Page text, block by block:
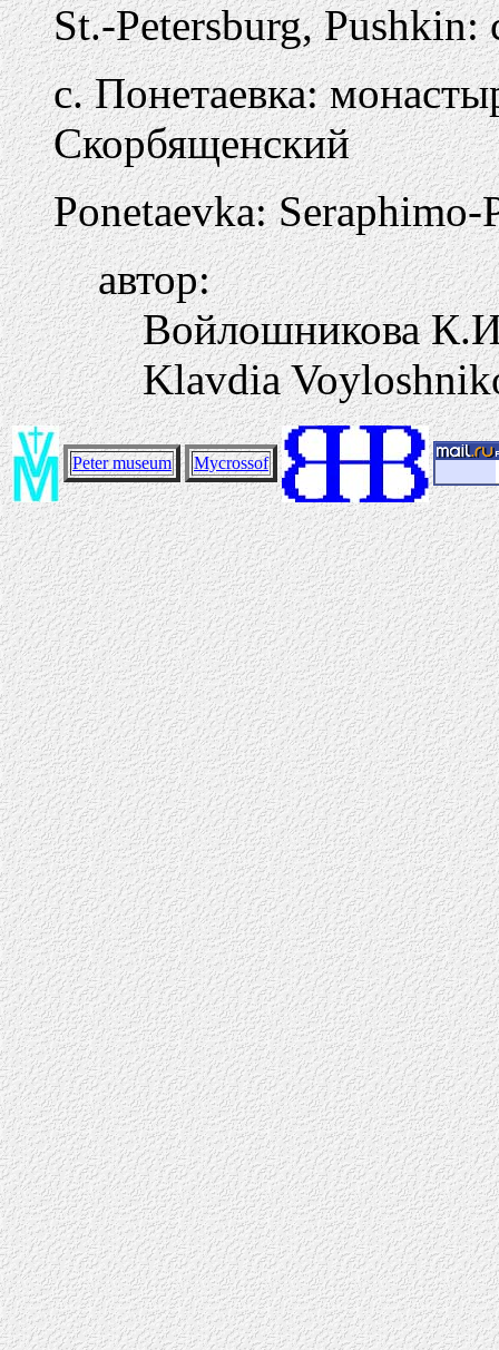
St.-Petersburg,
с. Понетаевка:
Скорбященский
Ponetaevka:
автор:
Войлошникова
Klavdia
Peter museum Mycrossof